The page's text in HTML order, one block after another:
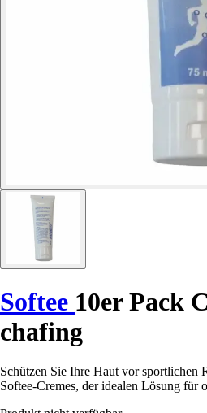
Softee 10er Pack
chafing
Schützen Sie Ihre Haut vor sportlichen
Softee-Cremes, der idealen Lösung für